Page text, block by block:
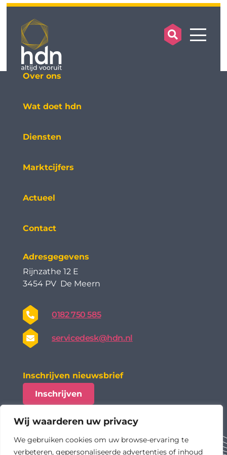
Wij waarderen uw privacy
We gebruiken cookies om uw browse-ervaring te
verbeteren, gepersonaliseerde advertenties of inhoud
search
Over ons
Wat doet hdn
Diensten
Marktcijfers
Actueel
Contact
Adresgegevens
Rijnzathe 12 E
3454 PV De Meern
0182 750 585
servicedesk@hdn.nl
Inschrijven nieuwsbrief
Inschrijven